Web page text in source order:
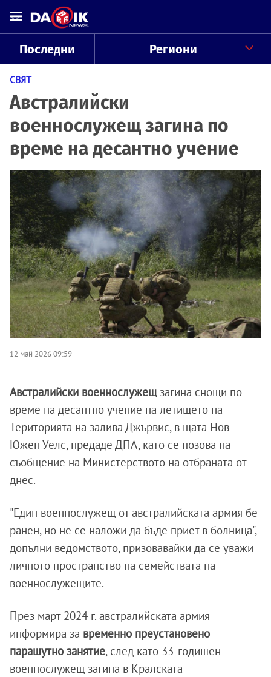
Последни Региони
СВЯТ
Австралийски
военнослужещ загина по
време на десантно учение
12 май 2026 09:59
Австралийски военнослужещ загина снощи по
време на десантно учение на летището на
Територията на залива Джървис, в щата Нов
Южен Уелс, предаде ДПА, като се позова на
съобщение на Министерството на отбраната от
днес.
"Един военнослужещ от австралийската армия бе
ранен, но не се наложи да бъде приет в болница",
допълни ведомството, призовавайки да се уважи
личното пространство на семействата на
военнослужещите.
През март 2024 г. австралийската армия
информира за временно преустановено
парашутно занятие, след като 33-годишен
военнослужещ загина в Кралската